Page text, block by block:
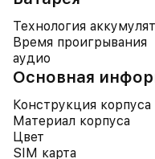
Технология
Время проигрывания
аудио
Основная
Конструкция корпуса
Материал корпуса
Цвет
SIM карта